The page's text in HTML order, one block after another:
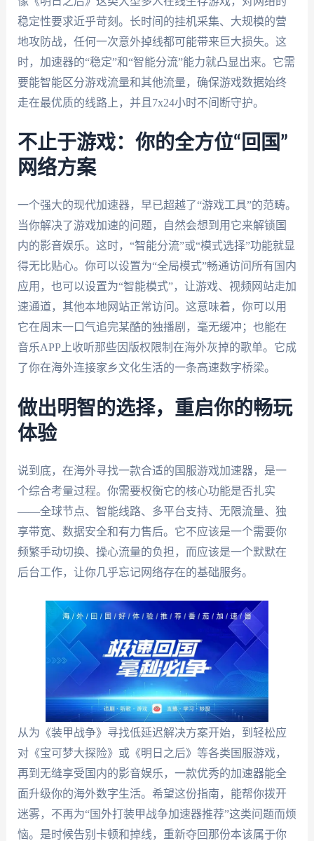
稳定性要求近乎苛刻。长时间的挂机采集、大规模的营
地攻防战，任何一次意外掉线都可能带来巨大损失。这
时，加速器的“稳定”和“智能分流”能力就凸显出来。它需
要能智能区分游戏流量和其他流量，确保游戏数据始终
走在最优质的线路上，并且7x24小时不间断守护。
不止于游戏：你的全方位“回国”
网络方案
一个强大的现代加速器，早已超越了“游戏工具”的范畴。
当你解决了游戏加速的问题，自然会想到用它来解锁国
内的影音娱乐。这时，“智能分流”或“模式选择”功能就显
得无比贴心。你可以设置为“全局模式”畅通访问所有国内
应用，也可以设置为“智能模式”，让游戏、视频网站走加
速通道，其他本地网站正常访问。这意味着，你可以用
它在周末一口气追完某酷的独播剧，毫无缓冲；也能在
音乐APP上收听那些因版权限制在海外灰掉的歌单。它成
了你在海外连接家乡文化生活的一条高速数字桥梁。
做出明智的选择，重启你的畅玩
体验
说到底，在海外寻找一款合适的国服游戏加速器，是一
个综合考量过程。你需要权衡它的核心功能是否扎实
——全球节点、智能线路、多平台支持、无限流量、独
享带宽、数据安全和有力售后。它不应该是一个需要你
频繁手动切换、操心流量的负担，而应该是一个默默在
后台工作，让你几乎忘记网络存在的基础服务。
从为《装甲战争》寻找低延迟解决方案开始，到轻松应
对《宝可梦大探险》或《明日之后》等各类国服游戏，
再到无缝享受国内的影音娱乐，一款优秀的加速器能全
面升级你的海外数字生活。希望这份指南，能帮你拨开
迷雾，不再为“国外打装甲战争加速器推荐”这类问题而烦
恼。是时候告别卡顿和掉线，重新夺回那份本该属于你